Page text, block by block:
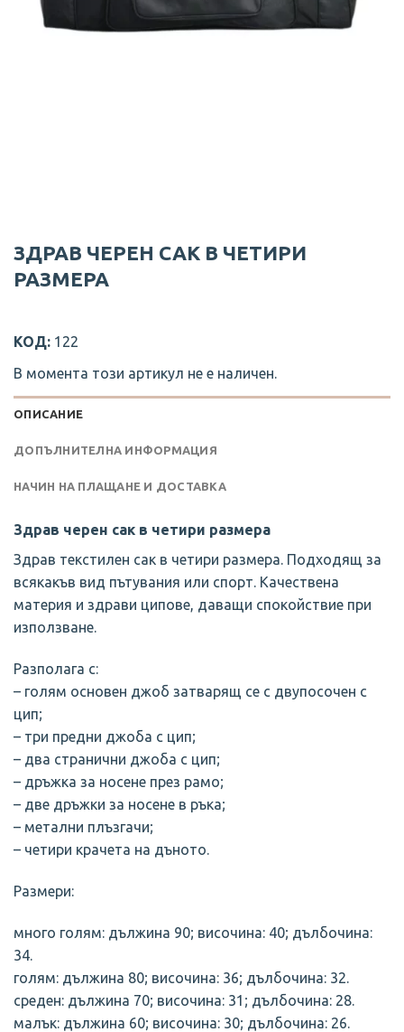
ЗДРАВ ЧЕРЕН САК В ЧЕТИРИ
РАЗМЕРА
КОД: 122
В момента този артикул не е наличен.
ОПИСАНИЕ
ДОПЪЛНИТЕЛНА ИНФОРМАЦИЯ
НАЧИН НА ПЛАЩАНЕ И ДОСТАВКА
Здрав черен сак в четири размера
Здрав текстилен сак в четири размера. Подходящ за
всякакъв вид пътувания или спорт. Качествена
материя и здрави ципове, даващи спокойствие при
използване.
Разполага с:
– голям основен джоб затварящ се с двупосочен с
цип;
– три предни джоба с цип;
– два странични джоба с цип;
– дръжка за носене през рамо;
– две дръжки за носене в ръка;
– метални плъзгачи;
– четири крачета на дъното.
Размери:
много голям: дължина 90; височина: 40; дълбочина:
34.
голям: дължина 80; височина: 36; дълбочина: 32.
среден: дължина 70; височина: 31; дълбочина: 28.
малък: дължина 60; височина: 30; дълбочина: 26.